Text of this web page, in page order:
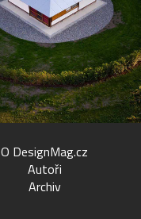
O DesignMag.cz
Autoři
Archiv